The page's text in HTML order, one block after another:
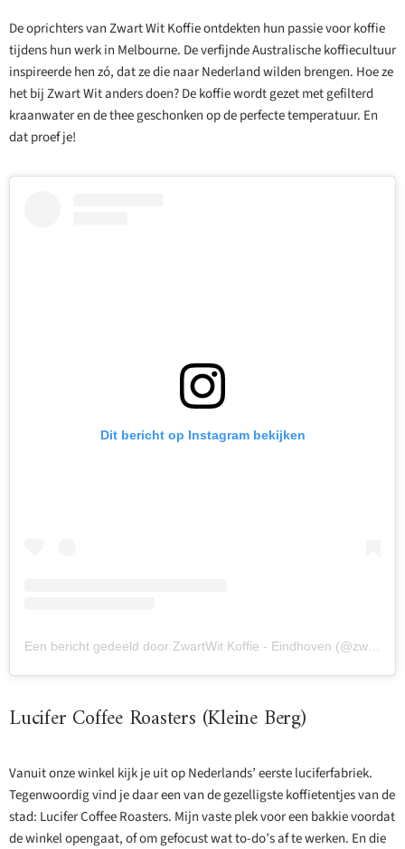
De oprichters van Zwart Wit Koffie ontdekten hun passie voor koffie
tijdens hun werk in Melbourne. De verfijnde Australische koffiecultuur
inspireerde hen zó, dat ze die naar Nederland wilden brengen. Hoe ze
het bij Zwart Wit anders doen? De koffie wordt gezet met gefilterd
kraanwater en de thee geschonken op de perfecte temperatuur. En
dat proef je!
Dit bericht op Instagram bekijken
Lucifer Coffee Roasters (Kleine Berg)
Vanuit onze winkel kijk je uit op Nederlands’ eerste luciferfabriek.
Tegenwoordig vind je daar een van de gezelligste koffietentjes van de
stad: Lucifer Coffee Roasters. Mijn vaste plek voor een bakkie voordat
de winkel opengaat, of om gefocust wat to-do’s af te werken. En die